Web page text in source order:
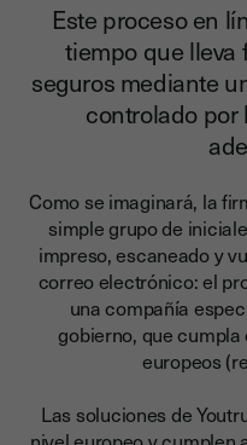
Este proceso en
tiempo que lleva
seguros mediante
controlado por
Como se imaginará, la
simple grupo de
impreso, escaneado y
correo electrónico: el
una compañía
gobierno, que
europeos
Las soluciones de